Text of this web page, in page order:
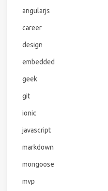
angularjs
career
design
embedded
geek
git
ionic
javascript
markdown
mongoose
mvp